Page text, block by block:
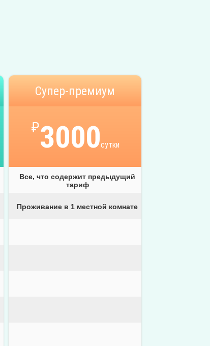
Супер-премиум
₽3000сутки
Все, что содержит предыдущий
тариф
Проживание в 1 местной комнате